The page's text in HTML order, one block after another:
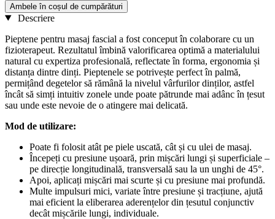
Ambele în coșul de cumpărături
Descriere
Pieptene pentru masaj fascial a fost conceput în colaborare cu un
fizioterapeut. Rezultatul îmbină valorificarea optimă a materialului
natural cu expertiza profesională, reflectate în forma, ergonomia și
distanța dintre dinți. Pieptenele se potrivește perfect în palmă,
permițând degetelor să rămână la nivelul vârfurilor dinților, astfel
încât să simți intuitiv zonele unde poate pătrunde mai adânc în țesut
sau unde este nevoie de o atingere mai delicată.
Mod de utilizare:
Poate fi folosit atât pe piele uscată, cât și cu ulei de masaj.
Începeți cu presiune ușoară, prin mișcări lungi și superficiale –
pe direcție longitudinală, transversală sau la un unghi de 45°.
Apoi, aplicați mișcări mai scurte și cu presiune mai profundă.
Multe impulsuri mici, variate între presiune și tracțiune, ajută
mai eficient la eliberarea aderențelor din țesutul conjunctiv
decât mișcările lungi, individuale.